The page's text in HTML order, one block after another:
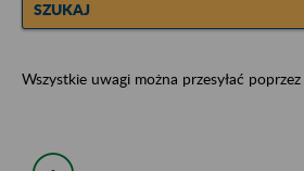
SZUKAJ
Wszystkie uwagi można przesyłać poprzez